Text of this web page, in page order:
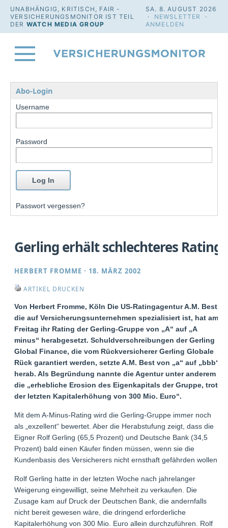
UNABHÄNGIG, KRITISCH, FAIR -
VERSICHERUNGSMONITOR IST TEIL
DER WATCH MEDIA GROUP
SA. 8. AUGUST 2026
· NEWSLETTER
·
ANMELDEN
Abo-Login
Username
Password
Passwort vergessen?
Gerling erhält schlechteres Rating
HERBERT FROMME · 18. MÄRZ 2002
ARTIKEL DRUCKEN
Von Herbert Fromme, Köln Die US-Ratingagentur A.M. Best,
die auf Versicherungsunternehmen spezialisiert ist, hat am
Freitag ihr Rating der Gerling-Gruppe von „A“ auf „A
minus“ herabgesetzt. Schuldverschreibungen der Gerling
Global Finance, die vom Rückversicherer Gerling Globale
Rück garantiert werden, setzte A.M. Best von „a“ auf „bbb“
herab. Als Begründung nannte die Agentur unter anderem
die „erhebliche Erosion des Eigenkapitals der Gruppe, trotz
der letzten Kapitalerhöhung von 300 Mio. Euro“.
Mit dem A-Minus-Rating wird die Gerling-Gruppe immer noch
als „exzellent“ bewertet. Aber die Herabstufung zeigt, dass die
Eigner Rolf Gerling (65,5 Prozent) und Deutsche Bank (34,5
Prozent) bald einen Käufer finden müssen, wenn sie die
Kundenbasis des Versicherers nicht ernsthaft gefährden wollen.
Rolf Gerling hatte in der letzten Woche nach jahrelanger
Weigerung eingewilligt, seine Mehrheit zu verkaufen. Die
Zusage kam auf Druck der Deutschen Bank, die andernfalls
nicht bereit gewesen wäre, die dringend erforderliche
Kapitalerhöhung von 300 Mio. Euro allein durchzuführen. Rolf